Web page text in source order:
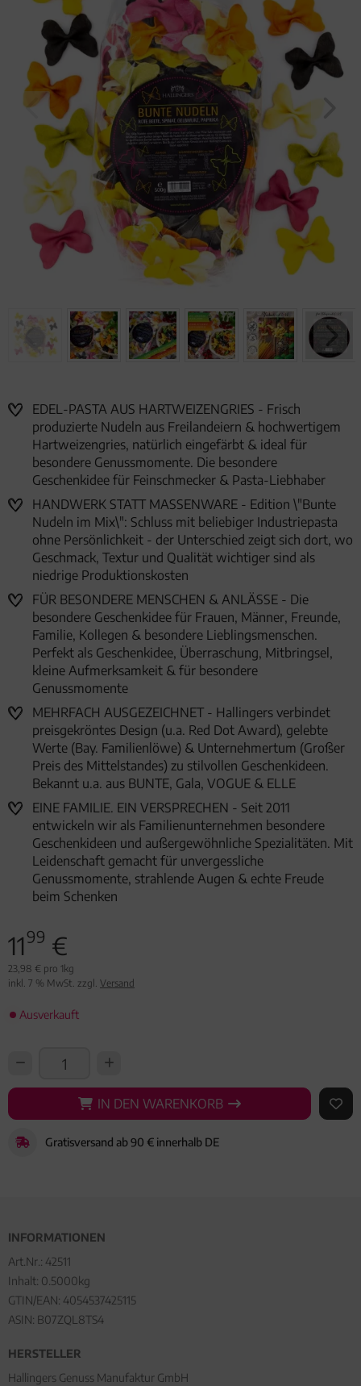
EDEL-PASTA AUS HARTWEIZENGRIES - Frisch
produzierte Nudeln aus Freilandeiern & hochwertigem
Hartweizengries, natürlich eingefärbt & ideal für
besondere Genussmomente. Die besondere
Geschenkidee für Feinschmecker & Pasta-Liebhaber
HANDWERK STATT MASSENWARE - Edition \"Bunte
Nudeln im Mix\": Schluss mit beliebiger Industriepasta
ohne Persönlichkeit - der Unterschied zeigt sich dort, wo
Geschmack, Textur und Qualität wichtiger sind als
niedrige Produktionskosten
FÜR BESONDERE MENSCHEN & ANLÄSSE - Die
besondere Geschenkidee für Frauen, Männer, Freunde,
Familie, Kollegen & besondere Lieblingsmenschen.
Perfekt als Geschenkidee, Überraschung, Mitbringsel,
kleine Aufmerksamkeit & für besondere
Genussmomente
MEHRFACH AUSGEZEICHNET - Hallingers verbindet
preisgekröntes Design (u.a. Red Dot Award), gelebte
Werte (Bay. Familienlöwe) & Unternehmertum (Großer
Preis des Mittelstandes) zu stilvollen Geschenkideen.
Bekannt u.a. aus BUNTE, Gala, VOGUE & ELLE
EINE FAMILIE. EIN VERSPRECHEN - Seit 2011
entwickeln wir als Familienunternehmen besondere
Geschenkideen und außergewöhnliche Spezialitäten. Mit
Leidenschaft gemacht für unvergessliche
Genussmomente, strahlende Augen & echte Freude
beim Schenken
11 99 €
23,98 € pro 1kg
inkl. 7 % MwSt. zzgl. Versand
Ausverkauft
IN DEN WARENKORB
IN DEN WARENKORB AUF
Gratisversand ab 90 € innerhalb DE
INFORMATIONEN
Art.Nr.: 42511
Inhalt: 0.5000kg
GTIN/EAN: 4054537425115
ASIN: B07ZQL8TS4
HERSTELLER
Hallingers Genuss Manufaktur GmbH
Geburtstag
Bayern